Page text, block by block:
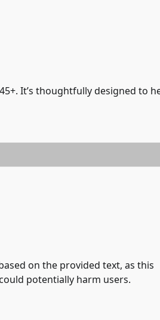
It’s thoughtfully designed to
on the provided text, as this
potentially harm users.